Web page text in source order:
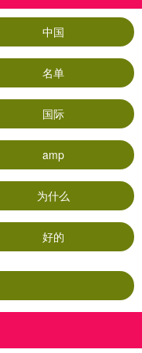
中国
名单
国际
amp
为什么
好的